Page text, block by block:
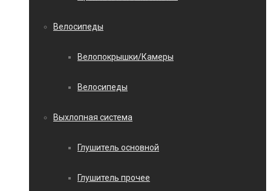
Велосипеды
Велопокрышки/Камеры
Велосипеды
Выхлопная система
Глушитель основной
Глушитель прочее